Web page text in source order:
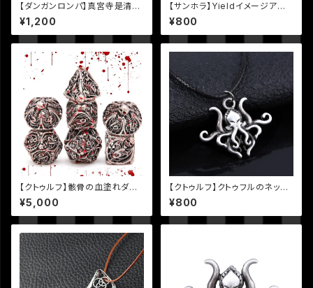
【ダンガンロンパ】真宮寺是清イ
メージアクセサリー
¥1,200
【サンホラ】Yieldイメージアク
セサリー
¥800
【クトゥルフ】骸骨の血塗れダイ
スセット
¥5,000
【クトゥルフ】クトゥフルのネック
レス
¥800